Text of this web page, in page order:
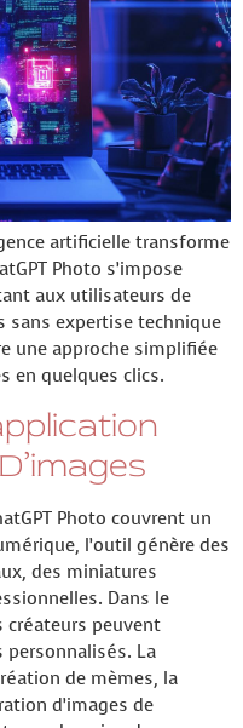
artificielle transforme
Photo s’impose
aux utilisateurs de
sans expertise technique
une approche simplifiée
en quelques clics.
Photo couvrent un
l’outil génère des
des miniatures
Dans le
créateurs peuvent
La
de mèmes, la
d’images de